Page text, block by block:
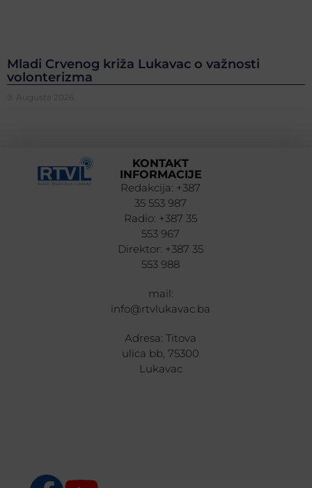
Mladi Crvenog križa Lukavac o važnosti
volonterizma
9. Augusta 2026.
KONTAKT
INFORMACIJE
Redakcija: +387
35 553 987
Radio: +387 35
553 967
Direktor: +387 35
553 988
mail:
info@rtvlukavac.ba
Adresa: Titova
ulica bb, 75300
Lukavac